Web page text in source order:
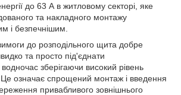
до 63 А в житловому секторі, яке
та накладного монтажу
і безпечнішим.
до розподільного щита добре
та просто під'єднати
зберігаючи високий рівень
означає спрощений монтаж і введення
привабливого зовнішнього